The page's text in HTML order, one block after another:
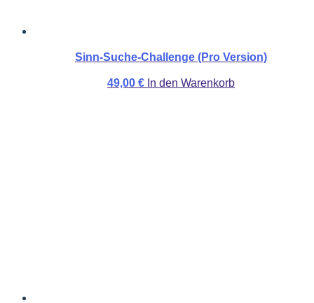
Sinn-Suche-Challenge (Pro Version)
49,00 € In den Warenkorb